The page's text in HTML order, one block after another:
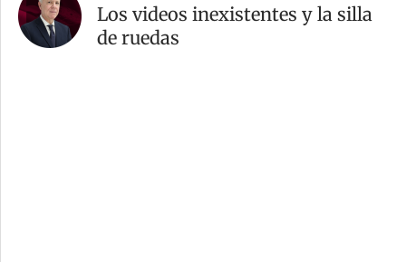
Los videos inexistentes y la silla
de ruedas